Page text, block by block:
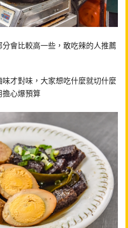
會比較高一些，敢吃辣的人推薦
才對味，大家想吃什麼就切什麼
擔心爆預算